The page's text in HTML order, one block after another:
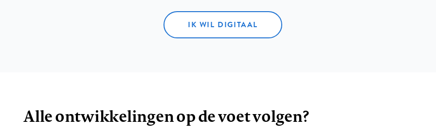
IK WIL DIGITAAL
Alle ontwikkelingen op de voet volgen?